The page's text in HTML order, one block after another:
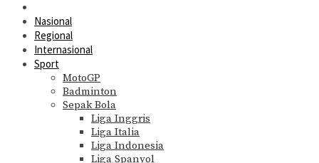
Nasional
Regional
Internasional
Sport
MotoGP
Badminton
Sepak Bola
Liga Inggris
Liga Italia
Liga Indonesia
Liga Spanyol